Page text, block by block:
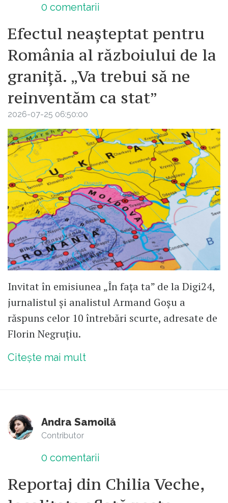
0 comentarii
Efectul neașteptat pentru
România al războiului de la
graniță. „Va trebui să ne
reinventăm ca stat”
2026-07-25 06:50:00
Invitat în emisiunea „În fața ta” de la Digi24,
jurnalistul și analistul Armand Goșu a
răspuns celor 10 întrebări scurte, adresate de
Florin Negruțiu.
Citește mai mult
Andra Samoilă
Contributor
0 comentarii
Reportaj din Chilia Veche,